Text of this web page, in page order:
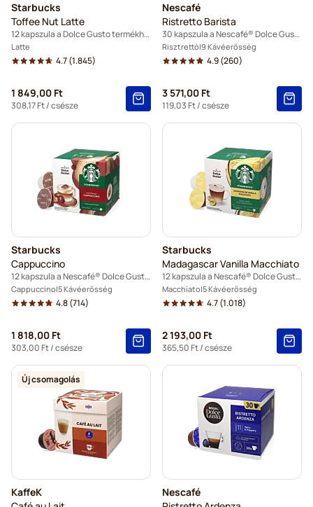
Starbucks
Toffee Nut Latte
12 kapszula a Dolce Gusto termékhez
Latte
4.7(1.845)
1 849,00 Ft
308,17 Ft/ csésze
Nescafé
Ristretto Barista
30 kapszula a Nescafé® Dolce Gusto termékhez
Risztrettó 9 Kávéerősség
4.9(260)
3 571,00 Ft
119,03 Ft/ csésze
Starbucks
Cappuccino
12 kapszula a Nescafé® Dolce Gusto termékhez
Cappuccino 5 Kávéerősség
4.8(714)
1 818,00 Ft
303,00 Ft/ csésze
Starbucks
Madagascar Vanilla Macchiato
12 kapszula a Nescafé® Dolce Gusto termékhez
Macchiato 5 Kávéerősség
4.7(1.018)
2 193,00 Ft
365,50 Ft/ csésze
Új csomagolás
KaffeK
Nescafé